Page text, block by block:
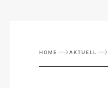
HOME AKTUELL